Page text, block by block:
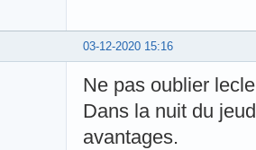
03-12-2020 15:16
Ne pas oublier
Dans la nuit du
avantages.